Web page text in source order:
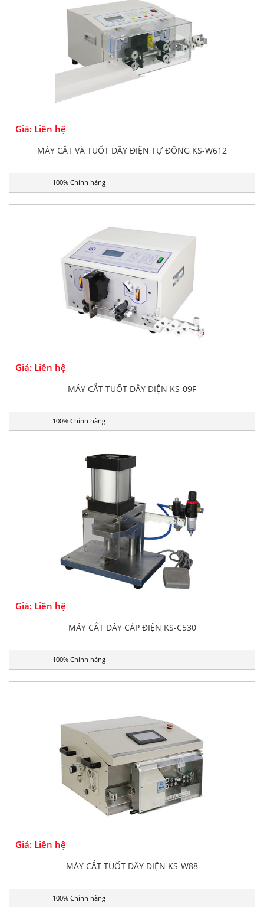
Giá: Liên hệ
MÁY CẮT VÀ TUỐT DÂY ĐIỆN TỰ ĐỘNG KS-W612
100% Chính hãng
Giá: Liên hệ
MÁY CẮT TUỐT DÂY ĐIỆN KS-09F
100% Chính hãng
Giá: Liên hệ
MÁY CẮT DÂY CÁP ĐIỆN KS-C530
100% Chính hãng
Giá: Liên hệ
MÁY CẮT TUỐT DÂY ĐIỆN KS-W88
100% Chính hãng